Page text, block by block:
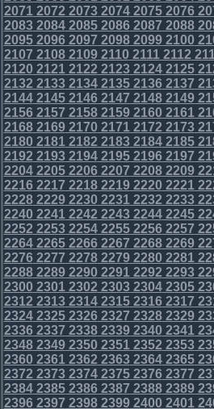
20712072 2073207420752076
20832084208520862087 2088
209520962097 209820992100
2107 21082109211021112112
212021212122 212321242125
2132 21332134213521362137
2144214521462147 21482149
21562157 2158215921602161
21682169217021712172 2173
218021812182 218321842185
2192 21932194219521962197
2204220522062207 22082209
22162217 2218221922202221
22282229223022312232 2233
224022412242 224322442245
2252 22532254225522562257
2264226522662267 22682269
22762277 2278227922802281
22882289229022912292 2293
230023012302 230323042305
2312 23132314231523162317
2324232523262327 23282329
23362337 2338233923402341
23482349235023512352 2353
236023612362 236323642365
2372 23732374237523762377
2384238523862387 23882389
23962397 2398239924002401